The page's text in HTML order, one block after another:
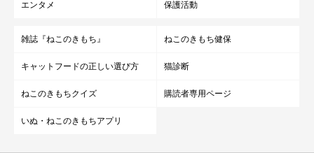
エンタメ 保護活動
雑誌『ねこのきもち』 ねこのきもち健保
キャットフードの正しい選び方 猫診断
ねこのきもちクイズ 購読者専用ページ
いぬ・ねこのきもちアプリ